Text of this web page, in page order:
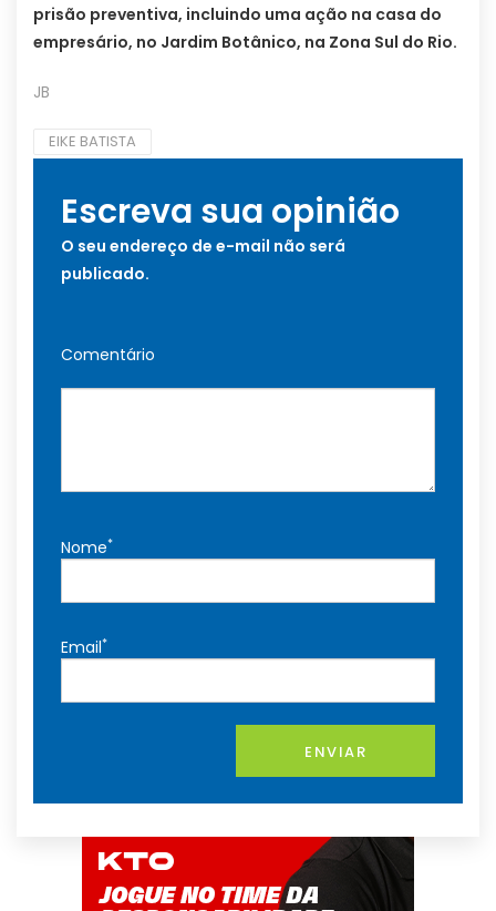
prisão preventiva, incluindo uma ação na casa do
empresário, no Jardim Botânico, na Zona Sul do Rio.
JB
EIKE BATISTA
Escreva sua opinião
O seu endereço de e-mail não será
publicado.
Comentário
Nome*
Email*
ENVIAR